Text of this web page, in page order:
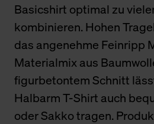
Basicshirt optimal zu
kombinieren. Hohen
das angenehme Feinripp
Materialmix aus
figurbetontem Schnitt
Halbarm T-Shirt auch
oder Sakko tragen.